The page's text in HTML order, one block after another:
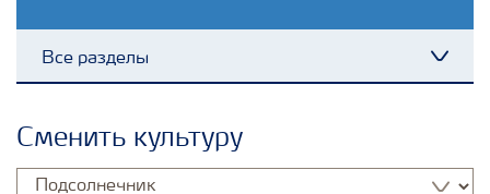
Все разделы
Культуры
Сменить культуру